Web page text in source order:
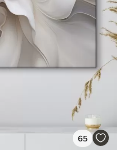
65